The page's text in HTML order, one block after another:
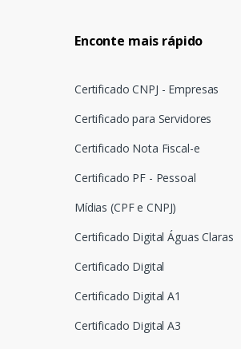
Enconte mais rápido
Certificado CNPJ - Empresas
Certificado para Servidores
Certificado Nota Fiscal-e
Certificado PF - Pessoal
Mídias (CPF e CNPJ)
Certificado Digital Águas Claras
Certificado Digital
Certificado Digital A1
Certificado Digital A3